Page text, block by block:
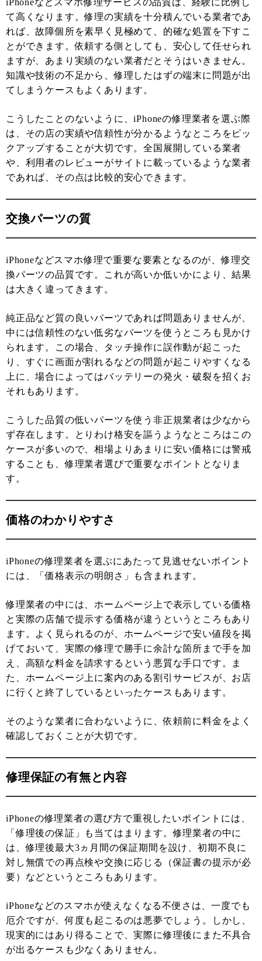
iPhoneなどスマホ修理サービスの品質は、経験に比例し
て高くなります。修理の実績を十分積んでいる業者であ
れば、故障個所を素早く見極めて、的確な処置を下すこ
とができます。依頼する側としても、安心して任せられ
ますが、あまり実績のない業者だとそうはいきません。
知識や技術の不足から、修理したはずの端末に問題が出
てしまうケースもよくあります。
こうしたことのないように、iPhoneの修理業者を選ぶ際
は、その店の実績や信頼性が分かるようなところをピッ
クアップすることが大切です。全国展開している業者
や、利用者のレビューがサイトに載っているような業者
であれば、その点は比較的安心できます。
交換パーツの質
iPhoneなどスマホ修理で重要な要素となるのが、修理交
換パーツの品質です。これが高いか低いかにより、結果
は大きく違ってきます。
純正品など質の良いパーツであれば問題ありませんが、
中には信頼性のない低劣なパーツを使うところも見かけ
られます。この場合、タッチ操作に誤作動が起こった
り、すぐに画面が割れるなどの問題が起こりやすくなる
上に、場合によってはバッテリーの発火・破裂を招くお
それもあります。
こうした品質の低いパーツを使う非正規業者は少なから
ず存在します。とりわけ格安を謳うようなところはこの
ケースが多いので、相場よりあまりに安い価格には警戒
することも、修理業者選びで重要なポイントとなりま
す。
価格のわかりやすさ
iPhoneの修理業者を選ぶにあたって見逃せないポイント
には、「価格表示の明朗さ」も含まれます。
修理業者の中には、ホームページ上で表示している価格
と実際の店舗で提示する価格が違うというところもあり
ます。よく見られるのが、ホームページで安い値段を掲
げておいて、実際の修理で勝手に余計な箇所まで手を加
え、高額な料金を請求するという悪質な手口です。ま
た、ホームページ上に案内のある割引サービスが、お店
に行くと終了しているといったケースもあります。
そのような業者に合わないように、依頼前に料金をよく
確認しておくことが大切です。
修理保証の有無と内容
iPhoneの修理業者の選び方で重視したいポイントには、
「修理後の保証」も当てはまります。修理業者の中に
は、修理後最大3ヵ月間の保証期間を設け、初期不良に
対し無償での再点検や交換に応じる（保証書の提示が必
要）などというところもあります。
iPhoneなどのスマホが使えなくなる不便さは、一度でも
厄介ですが、何度も起こるのは悪夢でしょう。しかし、
現実的にはあり得ることで、実際に修理後にまた不具合
が出るケースも少なくありません。